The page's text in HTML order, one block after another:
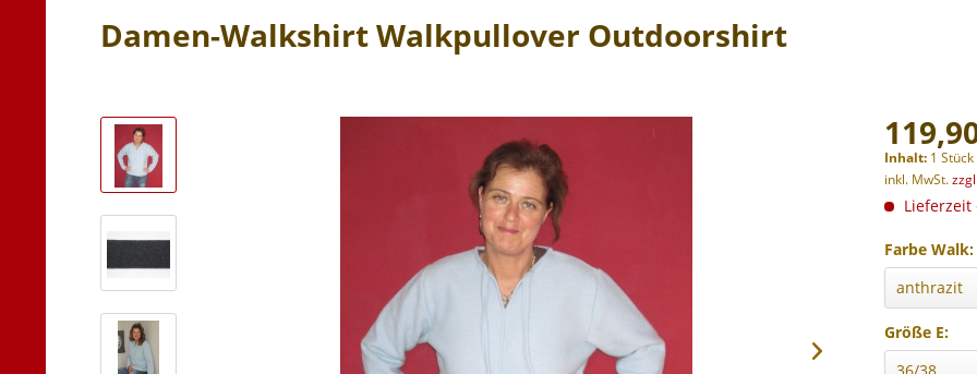
Damen-Walkshirt Walkpullover Outdoorshirt
Inhalt: 1 Stück
inkl. MwSt.
Lieferzeit
Farbe Walk:
Größe E: